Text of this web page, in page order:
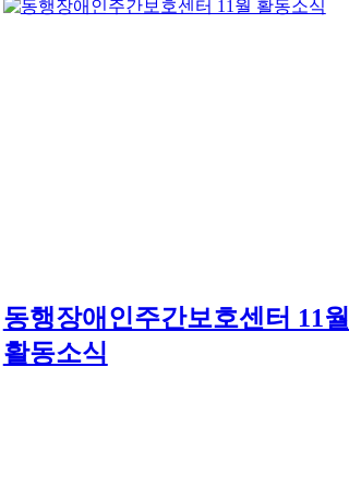
동행장애인주간보호센터 11월
활동소식